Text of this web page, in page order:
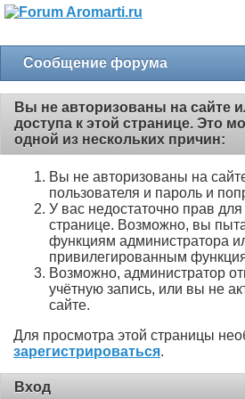
Сообщение форума
Вы не авторизованы на сайте
доступа к этой странице. Это
одной из нескольких причин:
Вы не авторизованы на
пользователя и пароль и
У вас недостаточно прав
странице. Возможно, вы
функциям администратора
привилегированным
Возможно, администратор
учётную запись, или вы не
сайте.
Для просмотра этой страницы
зарегистрироваться.
Вход